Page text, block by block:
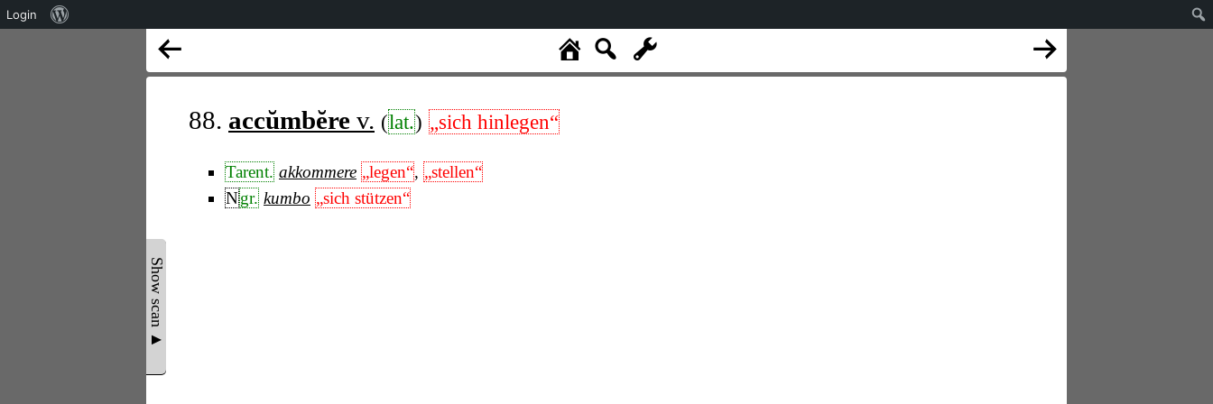
Show scan ▲
88. accŭmbĕre v. (lat.) „sich hinlegen“
Tarent. akkommere „legen“, „stellen“
Ngr. kumbo „sich stützen“
Login